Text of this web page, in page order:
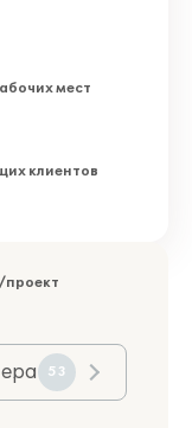
мест
клиентов
проект
53